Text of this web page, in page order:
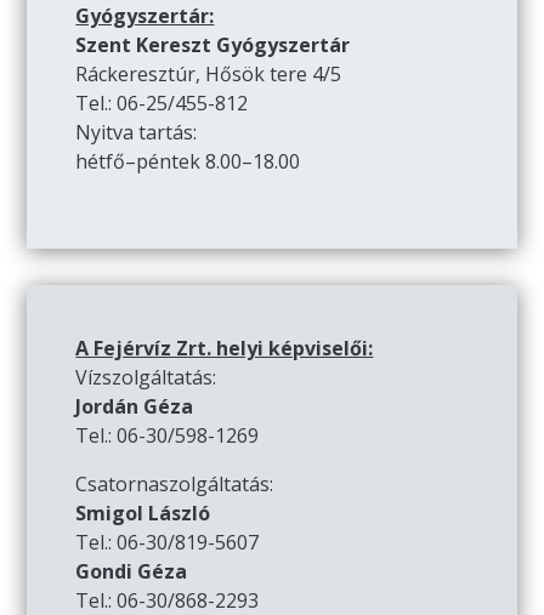
Gyógyszertár:
Szent Kereszt Gyógyszertár
Ráckeresztúr, Hősök tere 4/5
Tel.: 06-25/455-812
Nyitva tartás:
hétfő–péntek 8.00–18.00
A Fejérvíz Zrt. helyi képviselői:
Vízszolgáltatás:
Jordán Géza
Tel.: 06-30/598-1269
Csatornaszolgáltatás:
Smigol László
Tel.: 06-30/819-5607
Gondi Géza
Tel.: 06-30/868-2293